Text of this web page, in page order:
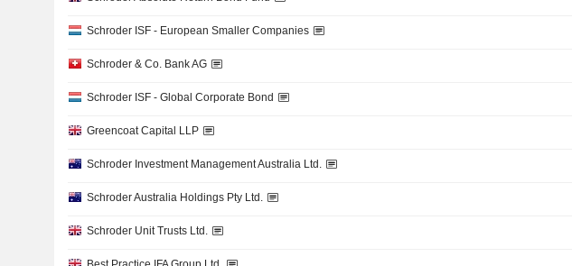
Schroder ISF - European Smaller Companies
Schroder & Co. Bank AG
Schroder ISF - Global Corporate Bond
Greencoat Capital LLP
Schroder Investment Management Australia Ltd.
Schroder Australia Holdings Pty Ltd.
Schroder Unit Trusts Ltd.